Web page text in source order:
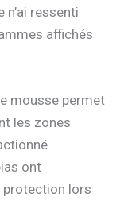
ressenti
affichés
mousse permet
les zones
ont
protection lors